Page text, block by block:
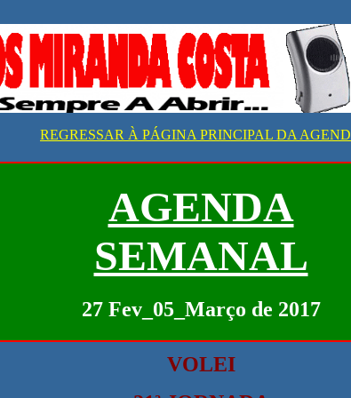
REGRESSAR À PÁGINA PRINCIPAL DA
AGENDA
SEMANAL
27 Fev_05_Março de 2017
VOLEI